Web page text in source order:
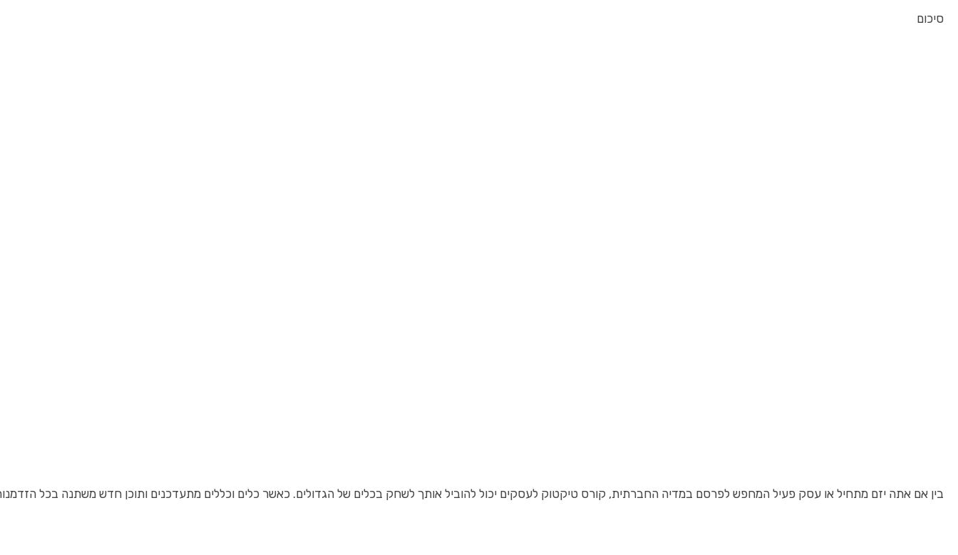
סיכום
בין אם אתה יזם מתחיל או עסק פעיל המחפש לפרסם במדיה החברתית, קורס טיקטוק לעסקים יכול להוביל אותך לשחק בכלים של הגדולים. כאשר כלים וכללים מתעדכנים ותוכן חדש משתנה בכל הזדמנות,